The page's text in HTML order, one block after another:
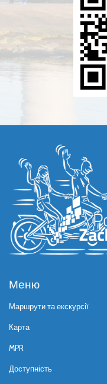
Меню
Маршрути та екскурсії
Карта
MPR
Доступність